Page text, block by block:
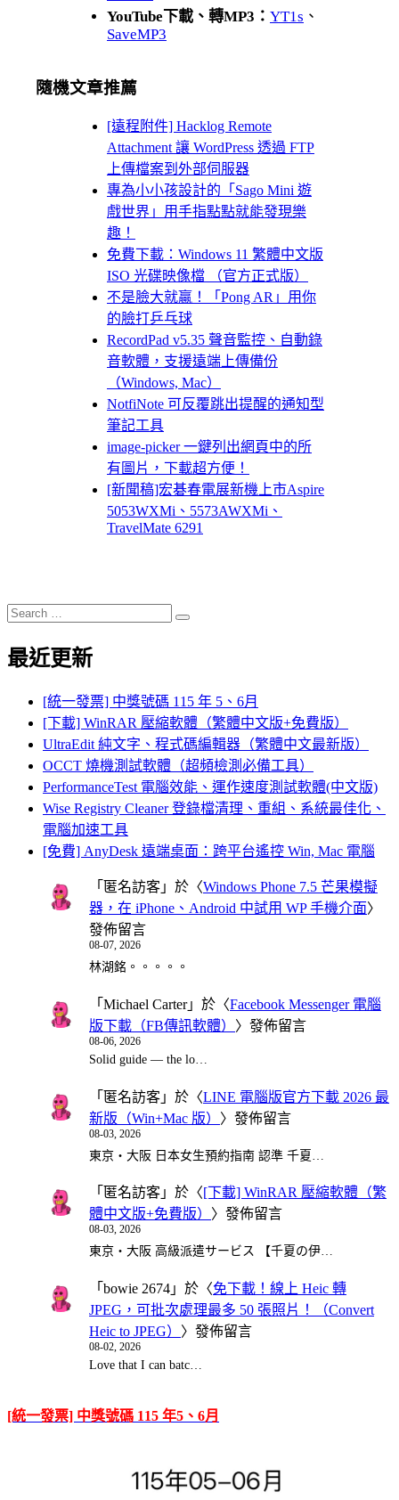
YouTube下載、轉MP3： YT1s 、
SaveMP3
隨機文章推薦
[遠程附件] Hacklog Remote
Attachment 讓 WordPress 透過 FTP
上傳檔案到外部伺服器
專為小小孩設計的「Sago Mini 遊
戲世界」用手指點點就能發現樂
趣！
免費下載：Windows 11 繁體中文版
ISO 光碟映像檔 （官方正式版）
不是臉大就贏！「Pong AR」用你
的臉打乒乓球
RecordPad v5.35 聲音監控、自動錄
音軟體，支援遠端上傳備份
（Windows, Mac）
NotfiNote 可反覆跳出提醒的通知型
筆記工具
image-picker 一鍵列出網頁中的所
有圖片，下載超方便！
[新聞稿]宏碁春電展新機上市Aspire
5053WXMi、5573AWXMi、
TravelMate 6291
Search
for:
Search
最近更新
[統一發票] 中獎號碼 115 年 5、6月
[下載] WinRAR 壓縮軟體（繁體中文版+免費版）
UltraEdit 純文字、程式碼編輯器（繁體中文最新版）
OCCT 燒機測試軟體（超頻檢測必備工具）
PerformanceTest 電腦效能、運作速度測試軟體(中文版)
Wise Registry Cleaner 登錄檔清理、重組、系統最佳化、
電腦加速工具
[免費] AnyDesk 遠端桌面：跨平台遙控 Win, Mac 電腦
「 匿名訪客 」於〈Windows Phone 7.5 芒果模擬
器，在 iPhone、Android 中試用 WP 手機介面〉
發佈留言
08-07, 2026
林湖銘。。。。。
「 Michael Carter」於〈Facebook Messenger 電腦
版下載（FB傳訊軟體） 〉發佈留言
08-06, 2026
Solid guide — the lo…
「 匿名訪客 」於〈LINE 電腦版官方下載 2026 最
新版（Win+Mac 版） 〉發佈留言
08-03, 2026
東京・大阪 日本女生預約指南 認準 千夏…
「 匿名訪客 」於〈[下載] WinRAR 壓縮軟體（繁
體中文版+免費版） 〉發佈留言
08-03, 2026
東京・大阪 高級派遣サービス 【千夏の伊…
「 bowie 2674 」於〈免下載！線上 Heic 轉
JPEG，可批次處理最多 50 張照片！（Convert
Heic to JPEG） 〉發佈留言
08-02, 2026
Love that I can batc…
[統一發票] 中獎號碼 115 年5、6月